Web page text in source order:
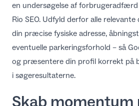
en undersøgelse af
Rio SEO. Udfyld derfor alle relevante
din præcise fysiske adresse,
eventuelle parkeringsforhold – så
og præsentere din profil korrekt på
i søgeresultaterne.
Skab momentum